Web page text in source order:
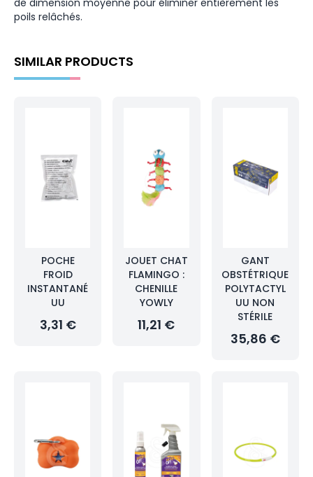
de dimension moyenne pour éliminer entièrement les
poils relâchés.
SIMILAR PRODUCTS
POCHE
FROID
INSTANTANÉ
UU
3,31 €
JOUET CHAT
FLAMINGO :
CHENILLE
YOWLY
11,21 €
GANT
OBSTÉTRIQUE
POLYTACTYL
UU NON
STÉRILE
35,86 €